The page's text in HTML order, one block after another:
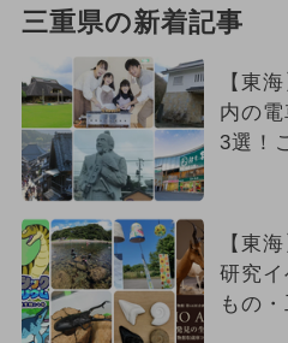
三重県の新着記事
【東
内の
3選！
【東
研究イ
もの